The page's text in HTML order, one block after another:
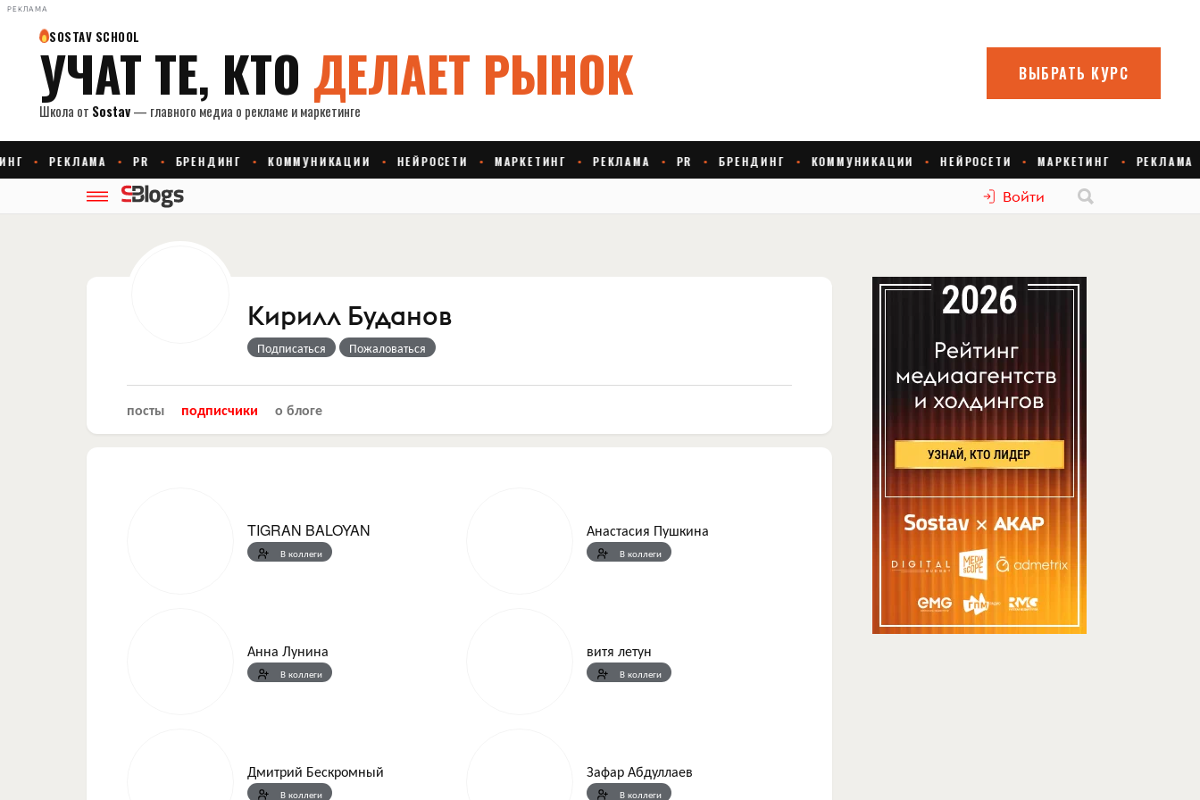
РЕКЛАМА
Войти
Кирилл Буданов
Подписаться Пожаловаться
посты подписчики о блоге
TIGRAN BALOYAN
В коллеги
Анастасия Пушкина
В коллеги
Анна Лунина
В коллеги
витя летун
В коллеги
Дмитрий Бескромный
В коллеги
Зафар Абдуллаев
В коллеги